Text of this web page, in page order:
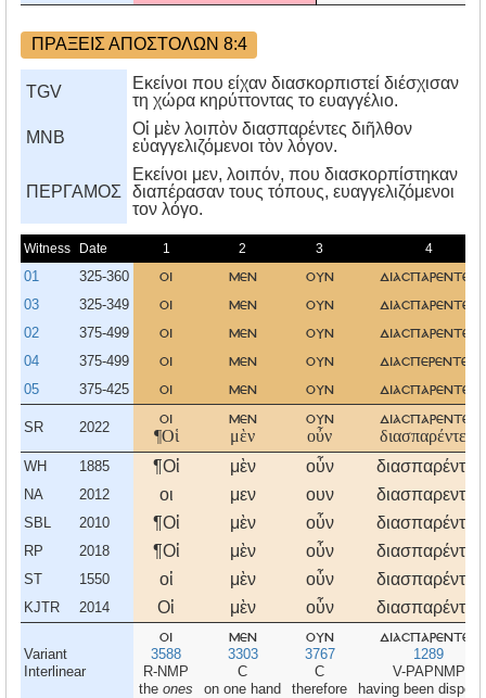
ΠΡΑΞΕΙΣ ΑΠΟΣΤΟΛΩΝ 8:4
TGV
Εκείνοι που είχαν διασκορπιστεί διέσχισαν
τη χώρα κηρύττοντας το ευαγγέλιο.
MNB
Οἱ μὲν λοιπὸν διασπαρέντες διῆλθον
εὐαγγελιζόμενοι τὸν λόγον.
ΠΕΡΓΑΜΟΣ
Eκείνοι μεν, λοιπόν, που διασκορπίστηκαν
διαπέρασαν τους τόπους, ευαγγελιζόμενοι
τον λόγο.
Witness Date 1 2 3 4
01 325-360 οι μεν ουν διασπαρεντεσ
03 325-349 οι μεν ουν διασπαρεντεσ
02 375-499 οι μεν ουν διασπαρεντεσ
04 375-499 οι μεν ουν διασπερεντεσ
05 375-425 οι μεν ουν διασπαρεντεσ
SR 2022
οι
¶Οἱ
μεν
μὲν
ουν
οὖν
διασπαρεντεσ
διασπαρέντες,
WH 1885 ¶Οἱ μὲν οὖν διασπαρέντες
NA 2012 οι μεν ουν διασπαρεντες
SBL 2010 ¶Οἱ μὲν οὖν διασπαρέντες
RP 2018 ¶Οἱ μὲν οὖν διασπαρέντες
ST 1550 οἱ μὲν οὖν διασπαρέντες
KJTR 2014 Οἱ μὲν οὖν διασπαρέντες
Variant
Interlinear
οι
3588
R-NMP
the ones
μεν
3303
C
on one hand
ουν
3767
C
therefore
διασπαρεντεσ
1289
V-PAPNMP
having been